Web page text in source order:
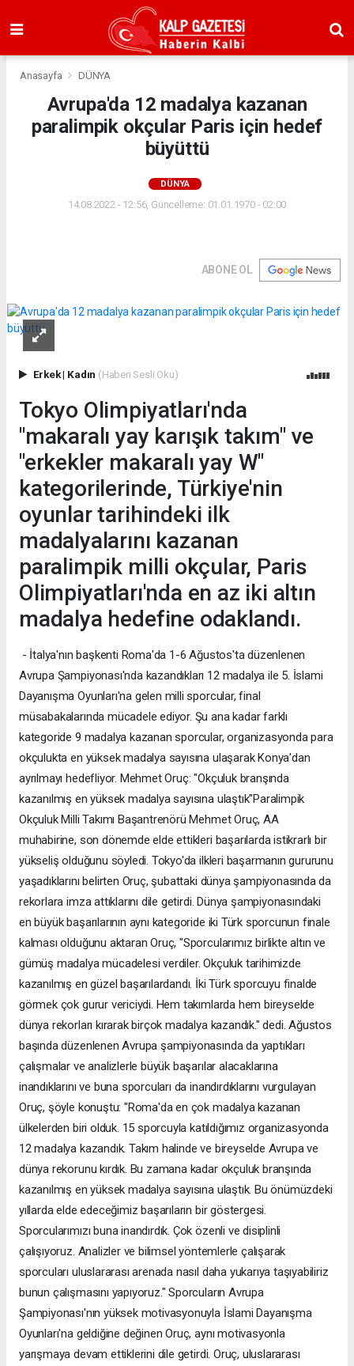
Anasayfa DÜNYA
Avrupa'da 12 madalya kazanan
paralimpik okçular Paris için hedef
büyüttü
DÜNYA
14.08.2022 - 12:56, Güncelleme: 01.01.1970 - 02:00
ABONE OL
Erkek| Kadın (Haberi Sesli Oku)
Tokyo Olimpiyatları'nda
"makaralı yay karışık takım" ve
"erkekler makaralı yay W"
kategorilerinde, Türkiye'nin
oyunlar tarihindeki ilk
madalyalarını kazanan
paralimpik milli okçular, Paris
Olimpiyatları'nda en az iki altın
madalya hedefine odaklandı.
- İtalya'nın başkenti Roma'da 1-6 Ağustos'ta düzenlenen
Avrupa Şampiyonası'nda kazandıkları 12 madalya ile 5. İslami
Dayanışma Oyunları'na gelen milli sporcular, final
müsabakalarında mücadele ediyor. Şu ana kadar farklı
kategoride 9 madalya kazanan sporcular, organizasyonda para
okçulukta en yüksek madalya sayısına ulaşarak Konya'dan
ayrılmayı hedefliyor. Mehmet Oruç: "Okçuluk branşında
kazanılmış en yüksek madalya sayısına ulaştık"Paralimpik
Okçuluk Milli Takımı Başantrenörü Mehmet Oruç, AA
muhabirine, son dönemde elde ettikleri başarılarda istikrarlı bir
yükseliş olduğunu söyledi. Tokyo'da ilkleri başarmanın gururunu
yaşadıklarını belirten Oruç, şubattaki dünya şampiyonasında da
rekorlara imza attıklarını dile getirdi. Dünya şampiyonasındaki
en büyük başarılarının aynı kategoride iki Türk sporcunun finale
kalması olduğunu aktaran Oruç, "Sporcularımız birlikte altın ve
gümüş madalya mücadelesi verdiler. Okçuluk tarihimizde
kazanılmış en güzel başarılardandı. İki Türk sporcuyu finalde
görmek çok gurur vericiydi. Hem takımlarda hem bireyselde
dünya rekorları kırarak birçok madalya kazandık." dedi. Ağustos
başında düzenlenen Avrupa şampiyonasında da yaptıkları
çalışmalar ve analizlerle büyük başarılar alacaklarına
inandıklarını ve buna sporcuları da inandırdıklarını vurgulayan
Oruç, şöyle konuştu: "Roma'da en çok madalya kazanan
ülkelerden biri olduk. 15 sporcuyla katıldığımız organizasyonda
12 madalya kazandık. Takım halinde ve bireyselde Avrupa ve
dünya rekorunu kırdık. Bu zamana kadar okçuluk branşında
kazanılmış en yüksek madalya sayısına ulaştık. Bu önümüzdeki
yıllarda elde edeceğimiz başarıların bir göstergesi.
Sporcularımızı buna inandırdık. Çok özenli ve disiplinli
çalışıyoruz. Analizler ve bilimsel yöntemlerle çalışarak
sporcuları uluslararası arenada nasıl daha yukarıya taşıyabiliriz
bunun çalışmasını yapıyoruz." Sporcuların Avrupa
Şampiyonası'nın yüksek motivasyonuyla İslami Dayanışma
Oyunları'na geldiğine değinen Oruç, aynı motivasyonla
yarışmaya devam ettiklerini dile getirdi. Oruç, uluslararası